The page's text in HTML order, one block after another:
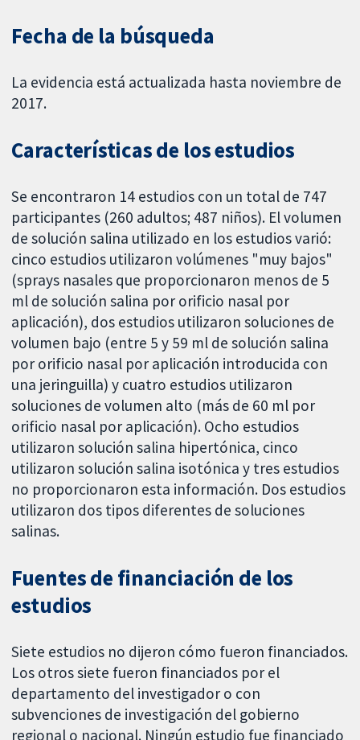
Fecha de la búsqueda
La evidencia está actualizada hasta noviembre de
2017.
Características de los estudios
Se encontraron 14 estudios con un total de 747
participantes (260 adultos; 487 niños). El volumen
de solución salina utilizado en los estudios varió:
cinco estudios utilizaron volúmenes "muy bajos"
(sprays nasales que proporcionaron menos de 5
ml de solución salina por orificio nasal por
aplicación), dos estudios utilizaron soluciones de
volumen bajo (entre 5 y 59 ml de solución salina
por orificio nasal por aplicación introducida con
una jeringuilla) y cuatro estudios utilizaron
soluciones de volumen alto (más de 60 ml por
orificio nasal por aplicación). Ocho estudios
utilizaron solución salina hipertónica, cinco
utilizaron solución salina isotónica y tres estudios
no proporcionaron esta información. Dos estudios
utilizaron dos tipos diferentes de soluciones
salinas.
Fuentes de financiación de los
estudios
Siete estudios no dijeron cómo fueron financiados.
Los otros siete fueron financiados por el
departamento del investigador o con
subvenciones de investigación del gobierno
regional o nacional. Ningún estudio fue financiado